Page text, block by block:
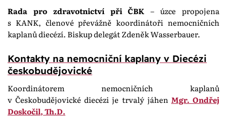
Rada pro zdravotnictví při ČBK – úzce propojena
s KANK, členové převážně koordinátoři nemocničních
kaplanů diecézí. Biskup delegát Zdeněk Wasserbauer.
Kontakty na nemocniční kaplany v Diecézi
českobudějovické
Koordinátorem nemocničních kaplanů
v Českobudějovické diecézi je trvalý jáhen Mgr. Ondřej
Doskočil, Th.D.